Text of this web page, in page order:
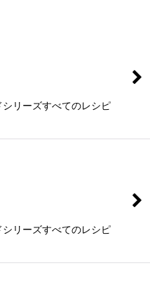
リーズすべてのレシピ
リーズすべてのレシピ